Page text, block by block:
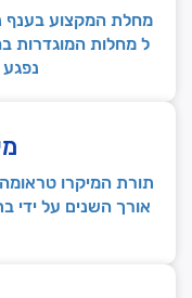
מחלת המקצוע בענף
ל מחלות המוגדרות
תורת המיקרו
אורך השנים על ידי